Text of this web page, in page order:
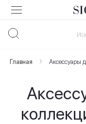
Skip
to
Главная Аксессуары